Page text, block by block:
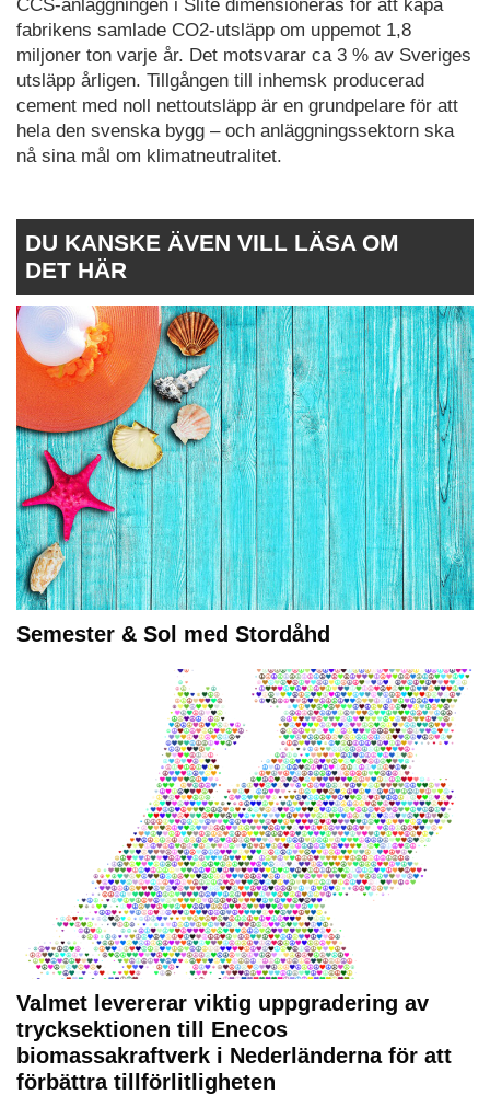
CCS-anläggningen i Slite dimensioneras för att kapa
fabrikens samlade CO2-utsläpp om uppemot 1,8
miljoner ton varje år. Det motsvarar ca 3 % av Sveriges
utsläpp årligen. Tillgången till inhemsk producerad
cement med noll nettoutsläpp är en grundpelare för att
hela den svenska bygg – och anläggningssektorn ska
nå sina mål om klimatneutralitet.
DU KANSKE ÄVEN VILL LÄSA OM
DET HÄR
Semester & Sol med Stordåhd
Valmet levererar viktig uppgradering av
trycksektionen till Enecos
biomassakraftverk i Nederländerna för att
förbättra tillförlitligheten